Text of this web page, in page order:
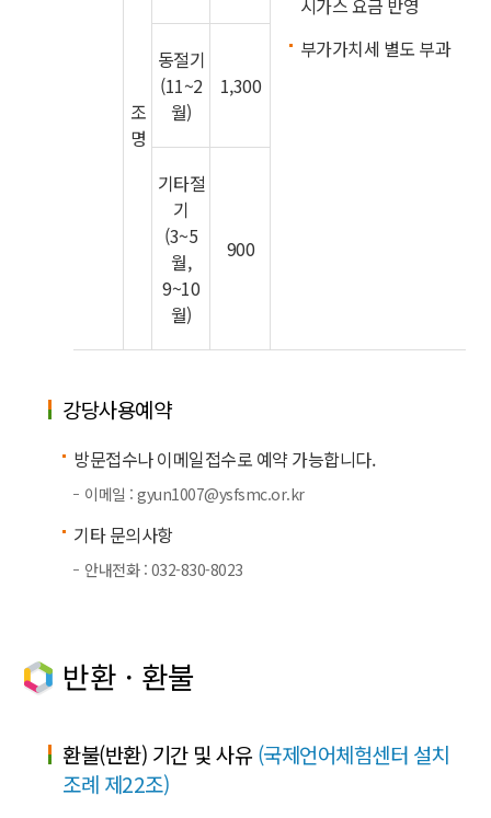
부가가치세 별도 부과
조
명
동절기
(11~2
월)
1,300
기타절
기
(3~5
월,
9~10
월)
900
강당사용예약
방문접수나 이메일접수로 예약 가능합니다.
이메일 : gyun1007@ysfsmc.or.kr
기타 문의사항
안내전화 : 032-830-8023
반환 · 환불
환불(반환) 기간 및 사유 (국제언어체험센터 설치
조례 제22조)